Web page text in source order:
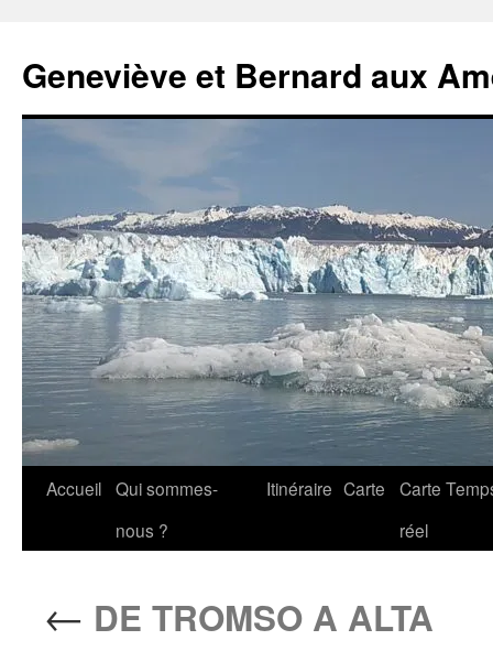
Geneviève et Bernard aux
Aller
Accueil Qui sommes-
nous ?
Itinéraire Carte
Carte
réel
← DE TROMSO A ALTA